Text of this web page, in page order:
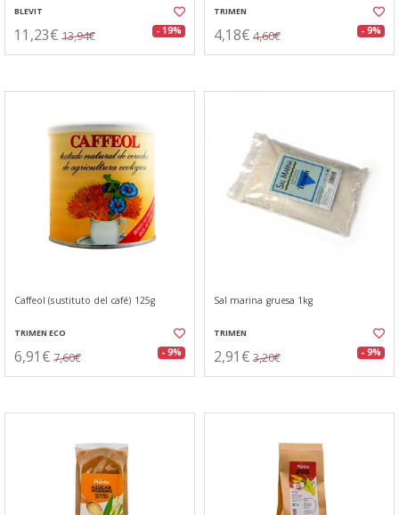
BLEVIT
11,23€ 13,94€ - 19%
TRIMEN
4,18€ 4,60€ - 9%
Caffeol (sustituto del café) 125g
TRIMEN ECO
6,91€ 7,60€ - 9%
Sal marina gruesa 1kg
TRIMEN
2,91€ 3,20€ - 9%